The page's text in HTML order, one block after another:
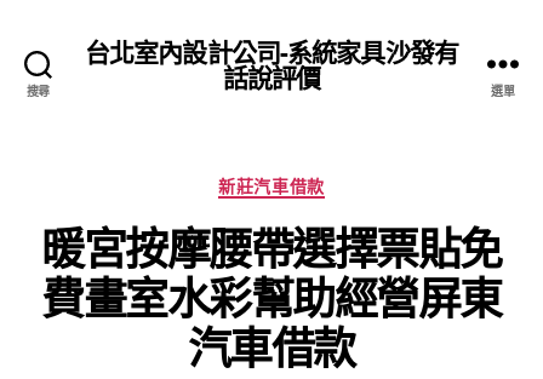
搜尋
台北室內設計公司-系統家具沙發有
話說評價 選單
分
類
新莊汽車借款
暖宮按摩腰帶選擇票貼免
費畫室水彩幫助經營屏東
汽車借款